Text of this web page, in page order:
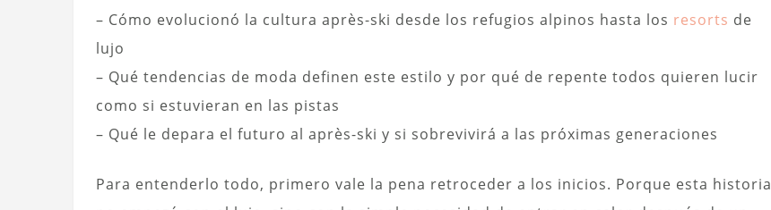
– Cómo evolucionó la cultura après-ski desde los refugios alpinos hasta los resorts de
lujo
– Qué tendencias de moda definen este estilo y por qué de repente todos quieren lucir
como si estuvieran en las pistas
– Qué le depara el futuro al après-ski y si sobrevivirá a las próximas generaciones
Para entenderlo todo, primero vale la pena retroceder a los inicios. Porque esta historia